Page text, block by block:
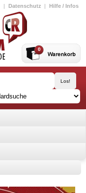
| Datenschutz | Hilfe / Infos
0